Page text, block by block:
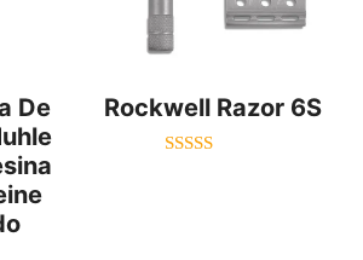
De
Rockwell Razor 6S